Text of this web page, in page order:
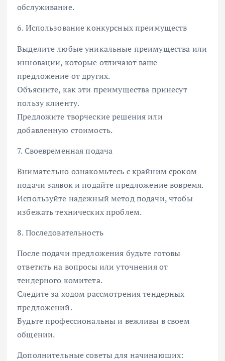
обслуживание.
6. Использование конкурсных преимуществ
Выделите любые уникальные преимущества или
инновации, которые отличают ваше
предложение от других.
Объясните, как эти преимущества принесут
пользу клиенту.
Предложите творческие решения или
добавленную стоимость.
7. Своевременная подача
Внимательно ознакомьтесь с крайним сроком
подачи заявок и подайте предложение вовремя.
Используйте надежный метод подачи, чтобы
избежать технических проблем.
8. Последовательность
После подачи предложения будьте готовы
ответить на вопросы или уточнения от
тендерного комитета.
Следите за ходом рассмотрения тендерных
предложений.
Будьте профессиональны и вежливы в своем
общении.
Дополнительные советы для начинающих: